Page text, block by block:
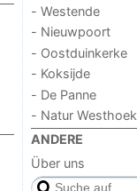
- Westende
- Nieuwpoort
- Oostduinkerke
- Koksijde
- De Panne
- Natur Westhoek
ANDERE
Über uns